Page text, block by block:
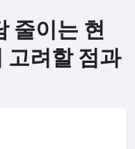
줄이는 현
고려할 점과